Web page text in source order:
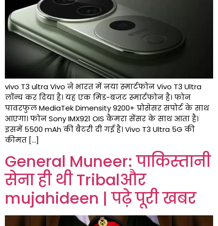
vivo T3 ultra Vivo ने भारत में नया स्मार्टफोन Vivo T3 Ultra
लॉन्च कर दिया है। यह एक मिड-बजट स्मार्टफोन है। फोन
पावरफुल MediaTek Dimensity 9200+ प्रोसेसर सपोर्ट के साथ
आएगा। फोन Sony IMX921 OIS कैमरा सेंसर के साथ आता है।
इसमें 5500 mAh की बैटरी दी गई है। Vivo T3 Ultra 5G की
कीमत […]
General Muneer: पाकिस्तानी
सेना ही थी Tribalऔर
mujahideen | पढ़े पूरी खबर